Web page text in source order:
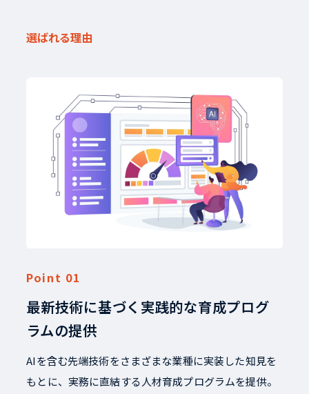
選ばれる理由
最新技術に基づく実践的な育成プログ
ラムの提供
AIを含む先端技術をさまざまな業種に実装した知見を
もとに、実務に直結する人材育成プログラムを提供。